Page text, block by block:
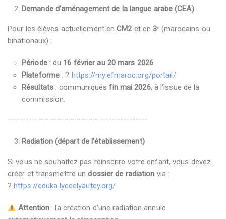
Demande d’aménagement de la langue arabe (CEA)
Pour les élèves actuellement enCM2et en3ᵉ (marocains ou
binationaux) :
Période: du 16 février au 20 mars 2026
Plateforme : ? https://my.efmaroc.org/portail/
Résultats: communiquésfin mai 2026, à l’issue de la
commission.
———————————————————————
Radiation (départ de l’établissement)
Si vous ne souhaitez pas réinscrire votre enfant, vous devez
créer et transmettre undossier de radiation via :
?https://eduka.lyceelyautey.org/
Attention : la création d’une radiation annule